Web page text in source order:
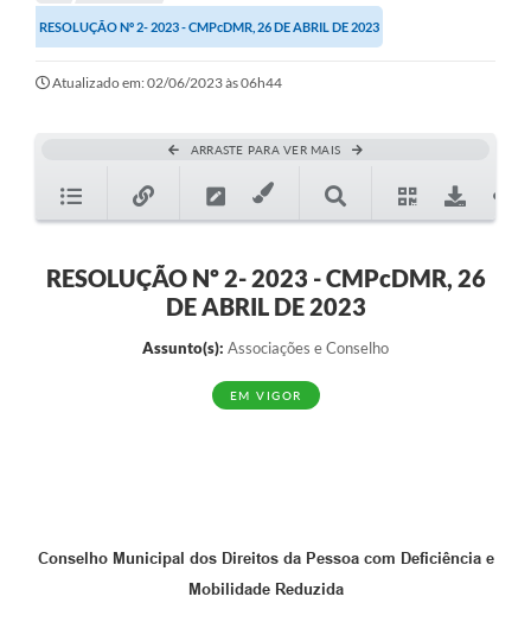
SECRETARIA E DEPARTAMENTOS
Planos Municipais
Editais
Diário Oficial
Galeria de Fotos
RESOLUÇÃO Nº 2- 2023 - CMPcDMR, 26 DE ABRIL DE 2023
Atualizado em: 02/06/2023 às 06h44
ARRASTE PARA VER MAIS
RESOLUÇÃO Nº 2- 2023 - CMPcDMR, 26
DE ABRIL DE 2023
Assunto(s): Associações e Conselho
EM VIGOR
Conselho Municipal dos Direitos da Pessoa com Deficiência e
Mobilidade Reduzida